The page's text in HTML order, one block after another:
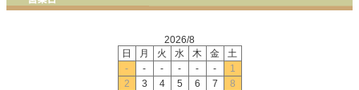
2026/8
日
月 火 水 木 金
土
-
- - - - -
1
2
3 4 5 6 7
8